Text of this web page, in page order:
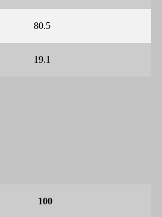
80.5
19.1
100